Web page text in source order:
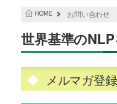
お問い合わせ
世界基準の
メルマガ登